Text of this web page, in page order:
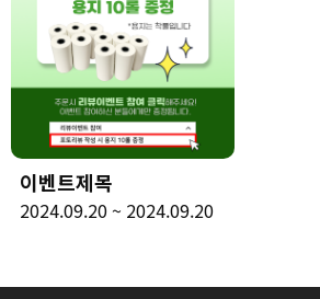
이벤트제목
2024.09.20 ~ 2024.09.20